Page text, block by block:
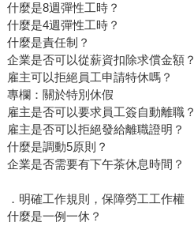
什麼是8週彈性工時？
什麼是4週彈性工時？
什麼是責任制？
企業是否可以從薪資扣除求償金額？
雇主可以拒絕員工申請特休嗎？
專欄：關於特別休假
雇主是否可以要求員工簽自動離職？
雇主是否可以拒絕發給離職證明？
什麼是調動5原則？
企業是否需要有下午茶休息時間？
．明確工作規則，保障勞工工作權
什麼是一例一休？